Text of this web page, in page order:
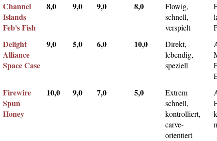
Channel
Islands
Feb's Fish
8,0 9,0 9,0 8,0
Flowig,
schnell,
verspielt
Delight
Alliance
Space Case
9,0 5,0 6,0 10,0
Direkt,
lebendig,
speziell
Firewire
Spun
Honey
10,0 9,0 7,0 5,0
Extrem
schnell,
kontrolliert,
carve-
orientiert